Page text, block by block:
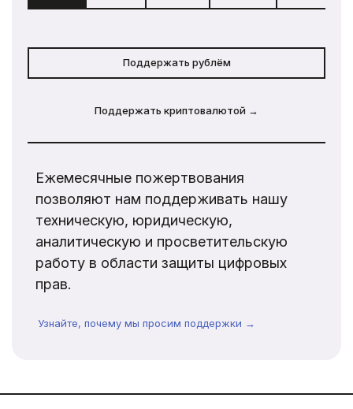
Поддержать рублём
Поддержать криптовалютой →
Ежемесячные пожертвования
позволяют нам поддерживать нашу
техническую, юридическую,
аналитическую и просветительскую
работу в области защиты цифровых
прав.
Узнайте, почему мы просим поддержки →